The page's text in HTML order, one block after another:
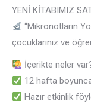
YENİ KİTABIMIZ
“Mikronotların
çocuklarınız ve
İçerikte neler
12 hafta
Hazır etkinlik